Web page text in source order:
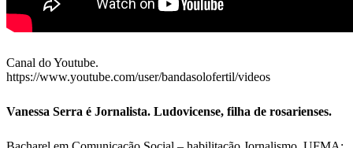
Canal do Youtube.
https://www.youtube.com/user/bandasolofertil/videos
Vanessa Serra é Jornalista. Ludovicense, filha de rosarienses.